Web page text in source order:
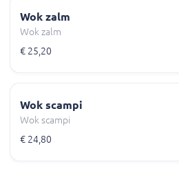
Wok zalm
Wok zalm
€ 25,20
Wok scampi
Wok scampi
€ 24,80